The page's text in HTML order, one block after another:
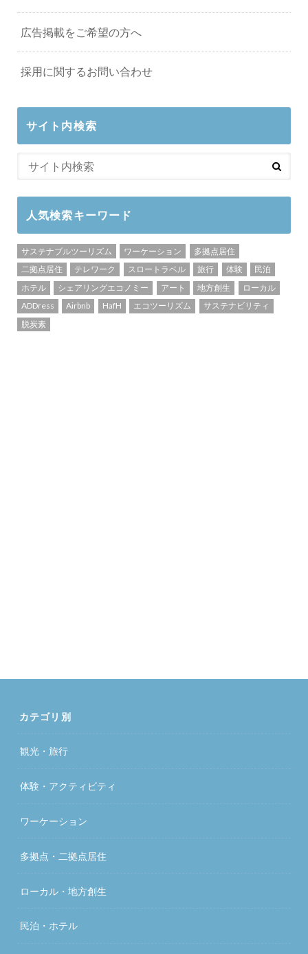
広告掲載をご希望の方へ
採用に関するお問い合わせ
サイト内検索
人気検索キーワード
サステナブルツーリズム ワーケーション
多拠点居住
二拠点居住
テレワーク スロートラベル 旅行 体験
民泊
ホテル
シェアリングエコノミー アート 地方創生
ローカル
ADDress
Airbnb HafH エコツーリズム
サステナビリティ
脱炭素
カテゴリ別
観光・旅行
体験・アクティビティ
ワーケーション
多拠点・二拠点居住
ローカル・地方創生
民泊・ホテル